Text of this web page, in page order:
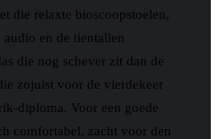
die relaxte bioscoopstoelen,
en de tientallen
die nog schever zit dan de
zojuist voor de vierdekeer
diploma. Voor een goede
comfortabel, zacht voor den